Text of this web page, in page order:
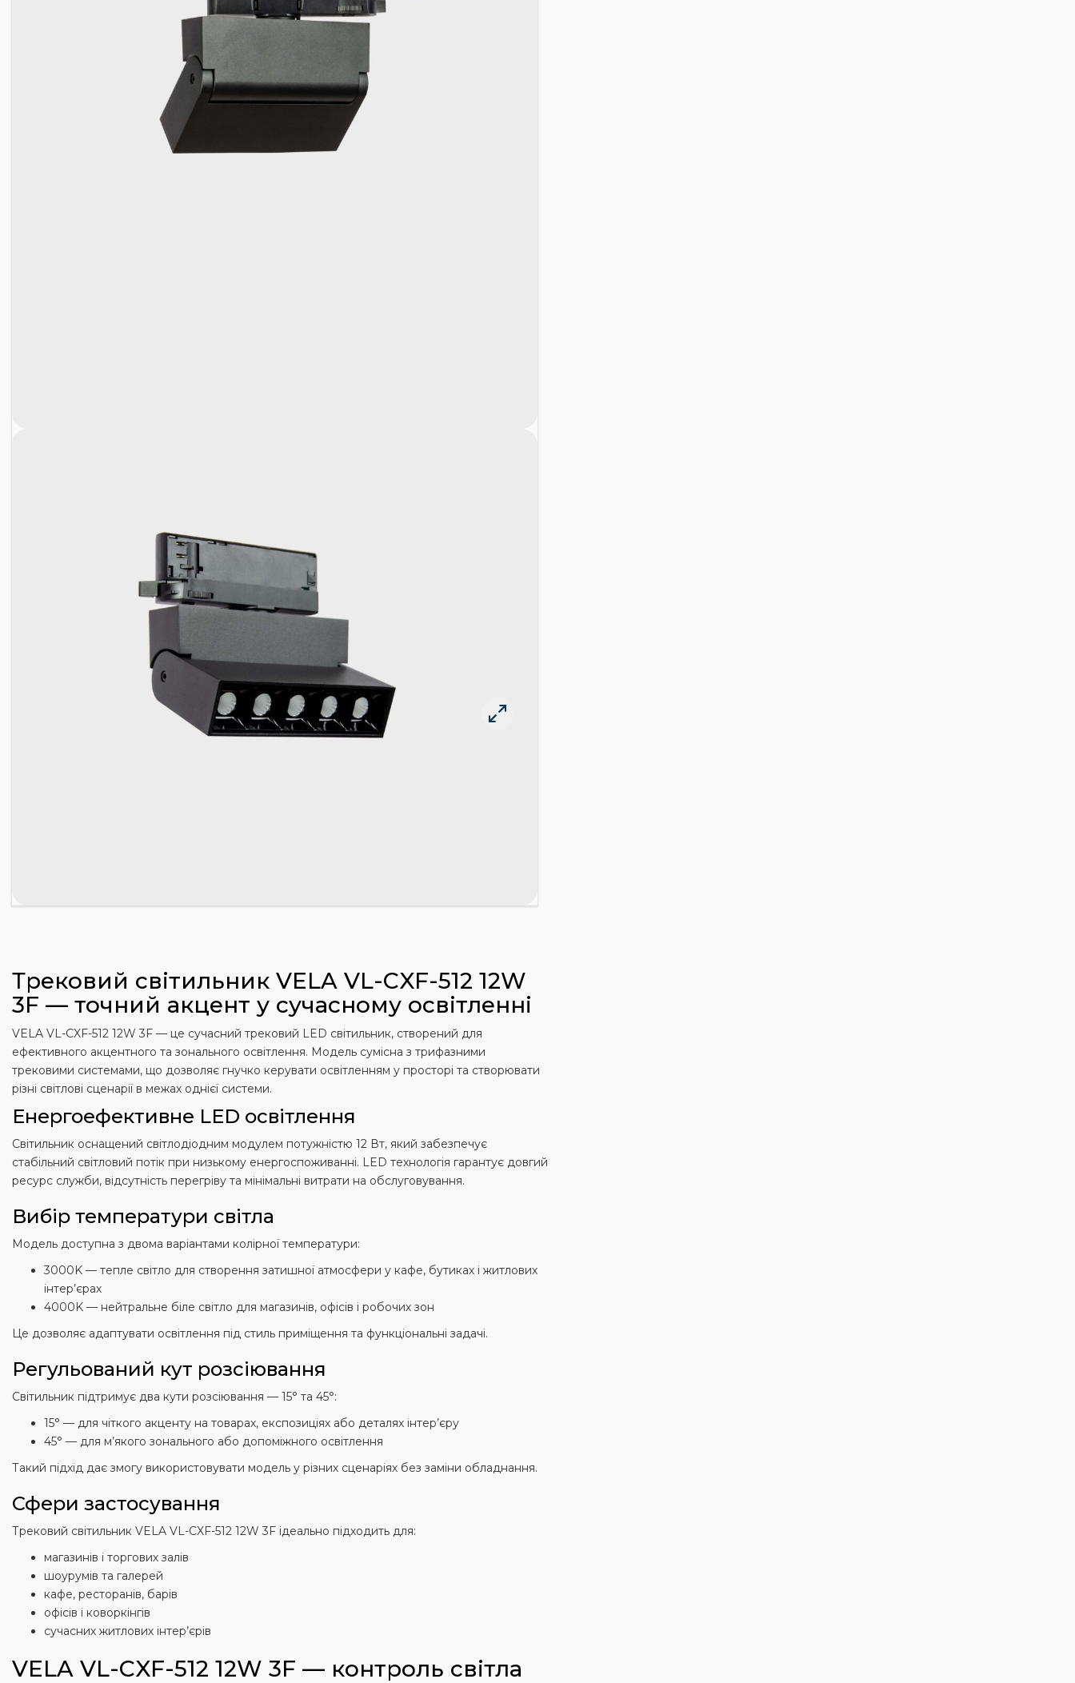
Трековий світильник VELA VL-CXF-512 12W
3F — точний акцент у сучасному освітленні
VELA VL-CXF-512 12W 3F — це сучасний трековий LED світильник, створений для
ефективного акцентного та зонального освітлення. Модель сумісна з трифазними
трековими системами, що дозволяє гнучко керувати освітленням у просторі та створювати
різні світлові сценарії в межах однієї системи.
Енергоефективне LED освітлення
Світильник оснащений світлодіодним модулем потужністю 12 Вт, який забезпечує
стабільний світловий потік при низькому енергоспоживанні. LED технологія гарантує довгий
ресурс служби, відсутність перегріву та мінімальні витрати на обслуговування.
Вибір температури світла
Модель доступна з двома варіантами колірної температури:
3000K — тепле світло для створення затишної атмосфери у кафе, бутиках і житлових
інтер’єрах
4000K — нейтральне біле світло для магазинів, офісів і робочих зон
Це дозволяє адаптувати освітлення під стиль приміщення та функціональні задачі.
Регульований кут розсіювання
Світильник підтримує два кути розсіювання — 15° та 45°:
15° — для чіткого акценту на товарах, експозиціях або деталях інтер’єру
45° — для м’якого зонального або допоміжного освітлення
Такий підхід дає змогу використовувати модель у різних сценаріях без заміни обладнання.
Сфери застосування
Трековий світильник VELA VL-CXF-512 12W 3F ідеально підходить для:
магазинів і торгових залів
шоурумів та галерей
кафе, ресторанів, барів
офісів і коворкінгів
сучасних житлових інтер’єрів
VELA VL-CXF-512 12W 3F — контроль світла